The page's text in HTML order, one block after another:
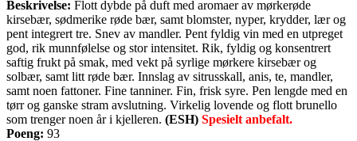
Beskrivelse: Flott dybde på duft med aromaer av mørkerøde
kirsebær, sødmerike røde bær, samt blomster, nyper, krydder, lær og
pent integrert tre. Snev av mandler. Pent fyldig vin med en utpreget
god, rik munnfølelse og stor intensitet. Rik, fyldig og konsentrert
saftig frukt på smak, med vekt på syrlige mørkere kirsebær og
solbær, samt litt røde bær. Innslag av sitrusskall, anis, te, mandler,
samt noen fattoner. Fine tanniner. Fin, frisk syre. Pen lengde med en
tørr og ganske stram avslutning. Virkelig lovende og flott brunello
som trenger noen år i kjelleren. (ESH) Spesielt anbefalt.
Poeng: 93